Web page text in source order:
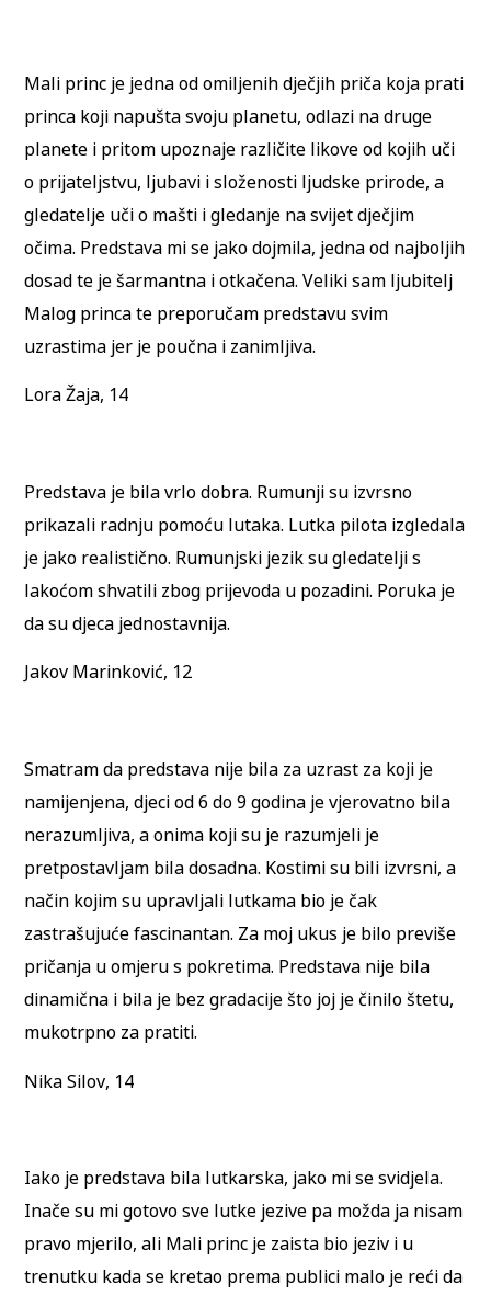
Mali princ je jedna od omiljenih dječjih priča koja prati
princa koji napušta svoju planetu, odlazi na druge
planete i pritom upoznaje različite likove od kojih uči
o prijateljstvu, ljubavi i složenosti ljudske prirode, a
gledatelje uči o mašti i gledanje na svijet dječjim
očima. Predstava mi se jako dojmila, jedna od najboljih
dosad te je šarmantna i otkačena. Veliki sam ljubitelj
Malog princa te preporučam predstavu svim
uzrastima jer je poučna i zanimljiva.
Lora Žaja, 14
Predstava je bila vrlo dobra. Rumunji su izvrsno
prikazali radnju pomoću lutaka. Lutka pilota izgledala
je jako realistično. Rumunjski jezik su gledatelji s
lakoćom shvatili zbog prijevoda u pozadini. Poruka je
da su djeca jednostavnija.
Jakov Marinković, 12
Smatram da predstava nije bila za uzrast za koji je
namijenjena, djeci od 6 do 9 godina je vjerovatno bila
nerazumljiva, a onima koji su je razumjeli je
pretpostavljam bila dosadna. Kostimi su bili izvrsni, a
način kojim su upravljali lutkama bio je čak
zastrašujuće fascinantan. Za moj ukus je bilo previše
pričanja u omjeru s pokretima. Predstava nije bila
dinamična i bila je bez gradacije što joj je činilo štetu,
mukotrpno za pratiti.
Nika Silov, 14
Iako je predstava bila lutkarska, jako mi se svidjela.
Inače su mi gotovo sve lutke jezive pa možda ja nisam
pravo mjerilo, ali Mali princ je zaista bio jeziv i u
trenutku kada se kretao prema publici malo je reći da